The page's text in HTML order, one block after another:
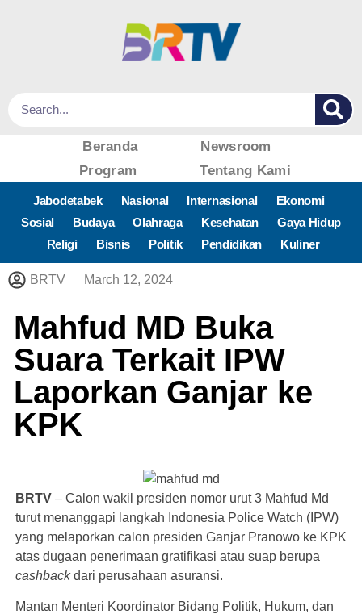
Beranda
Newsroom
Program
Tentang Kami
Jabodetabek Nasional Internasional
Ekonomi
Sosial
Budaya Olahraga Kesehatan
Gaya Hidup
Religi
Bisnis Politik Pendidikan Kuliner
BRTV March 12, 2024
Mahfud MD Buka
Suara Terkait IPW
Laporkan Ganjar ke
KPK
BRTV – Calon wakil presiden nomor urut 3 Mahfud Md
turut menanggapi langkah Indonesia Police Watch (IPW)
yang melaporkan calon presiden Ganjar Pranowo ke KPK
atas dugaan penerimaan gratifikasi atau suap berupa
cashbackdari perusahaan asuransi.
Mantan Menteri Koordinator Bidang Politik, Hukum, dan